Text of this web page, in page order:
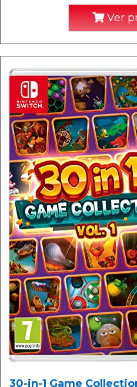
Ver
30-in-1 Game